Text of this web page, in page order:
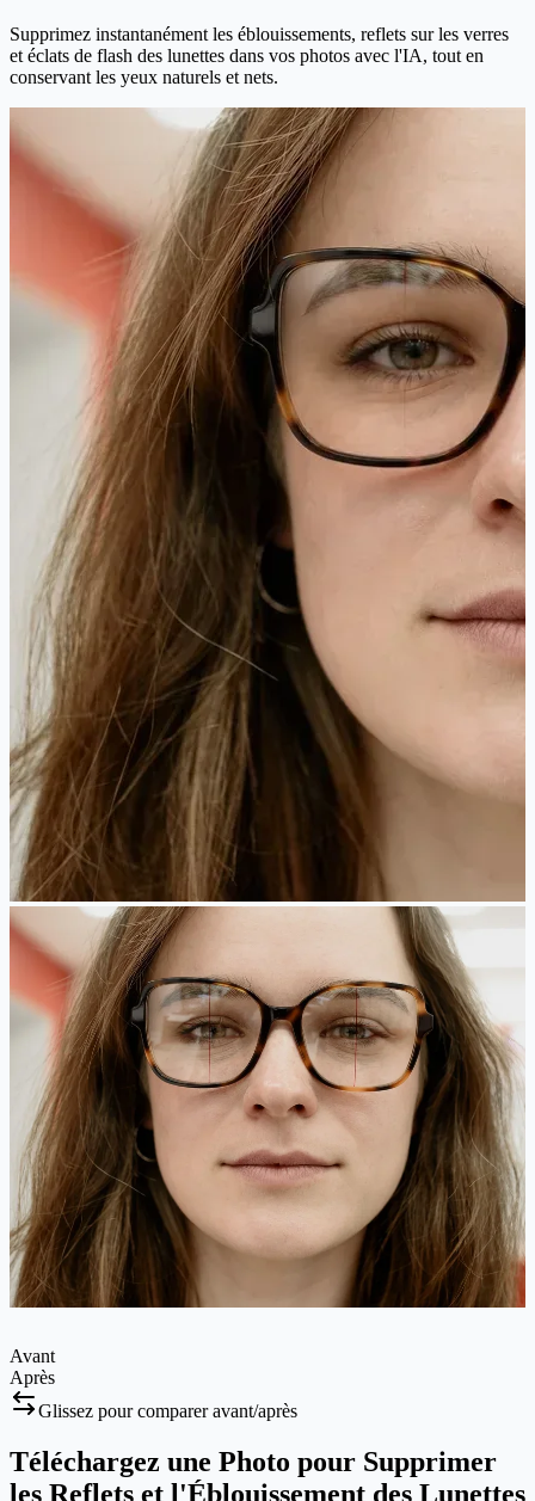
Supprimez instantanément les éblouissements, reflets sur les verres
et éclats de flash des lunettes dans vos photos avec l'IA, tout en
conservant les yeux naturels et nets.
Avant
Après
Glissez pour comparer avant/après
Téléchargez une Photo pour Supprimer
les Reflets et l'Éblouissement des Lunettes